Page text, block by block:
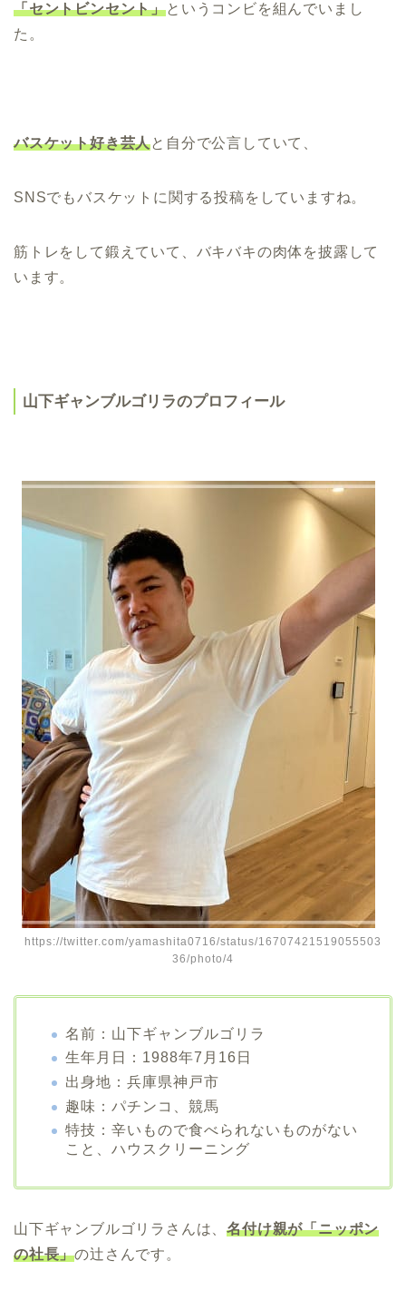
「セントビンセント」というコンビを組んでいまし
た。
バスケット好き芸人と自分で公言していて、
SNSでもバスケットに関する投稿をしていますね。
筋トレをして鍛えていて、バキバキの肉体を披露して
います。
山下ギャンブルゴリラのプロフィール
https://twitter.com/yamashita0716/status/16707421519055503
36/photo/4
名前：山下ギャンブルゴリラ
生年月日：1988年7月16日
出身地：兵庫県神戸市
趣味：パチンコ、競馬
特技：辛いもので食べられないものがない
こと、ハウスクリーニング
山下ギャンブルゴリラさんは、名付け親が「ニッポン
の社長」の辻さんです。